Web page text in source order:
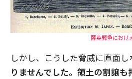
薩英戦争におけ
しかし、こうした脅威に直面し
りませんでした。領土の割譲も